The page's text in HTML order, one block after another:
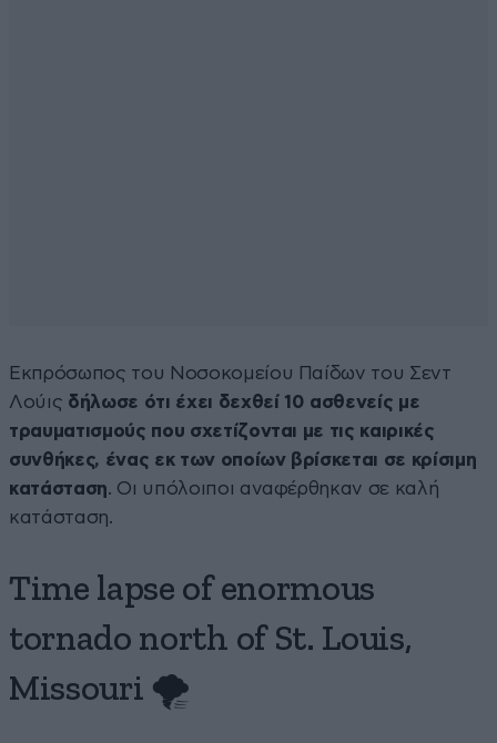
Εκπρόσωπος του Νοσοκομείου Παίδων του Σεντ
Λούις δήλωσε ότι έχει δεχθεί 10 ασθενείς με
τραυματισμούς που σχετίζονται με τις καιρικές
συνθήκες, ένας εκ των οποίων βρίσκεται σε κρίσιμη
κατάσταση. Οι υπόλοιποι αναφέρθηκαν σε καλή
κατάσταση.
Time lapse of enormous
tornado north of St. Louis,
Missouri 🌪️